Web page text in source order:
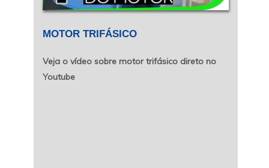
MOTOR TRIFÁSICO
Veja o vídeo sobre motor trifásico direto no
Youtube